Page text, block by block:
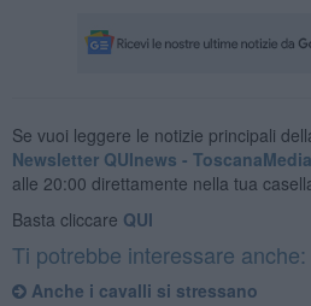
Se vuoi leggere le notizie principali
Newsletter QUInews -
alle 20:00 direttamente nella tua
Basta cliccare QUI
Ti potrebbe interessare anche:
Anche i cavalli si stressano